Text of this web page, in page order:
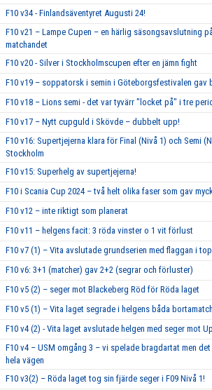
F10 v34 - Finlandsäventyret Augusti 24!
F10 v21 – Lampe Cupen – en härlig säsongsavslutning på
matchandet
F10 v20 - Silver i Stockholmscupen efter en jämn fight
F10 v19 – soppatorsk i semin i Göteborgsfestivalen gav
F10 v18 – Lions semi - det var tyvärr "locket på" i tre
F10 v17 – Nytt cupguld i Skövde – dubbelt upp!
F10 v16: Supertjejerna klara för Final (Nivå 1) och Semi
Stockholm
F10 v15: Superhelg av supertjejerna!
F10 i Scania Cup 2024 – två helt olika faser som gav
F10 v12 – inte riktigt som planerat
F10 v11 – helgens facit: 3 röda vinster o 1 vit förlust
F10 v7 (1) – Vita avslutade grundserien med flaggan i
F10 v6: 3+1 (matcher) gav 2+2 (segrar och förluster)
F10 v5 (2) – seger mot Blackeberg Röd för Röda laget
F10 v5 (1) – Vita laget segrade i helgens båda
F10 v4 (2) - Vita laget avslutade helgen med seger mot
F10 v4 – USM omgång 3 – vi spelade bragdartat men
hela vägen
F10 v3(2) – Röda laget tog sin fjärde seger i F09 Nivå 1!